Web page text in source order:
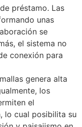
préstamo. Las
unas
se
el sistema no
conexión para
genera alta
los
el
lo cual posibilita su